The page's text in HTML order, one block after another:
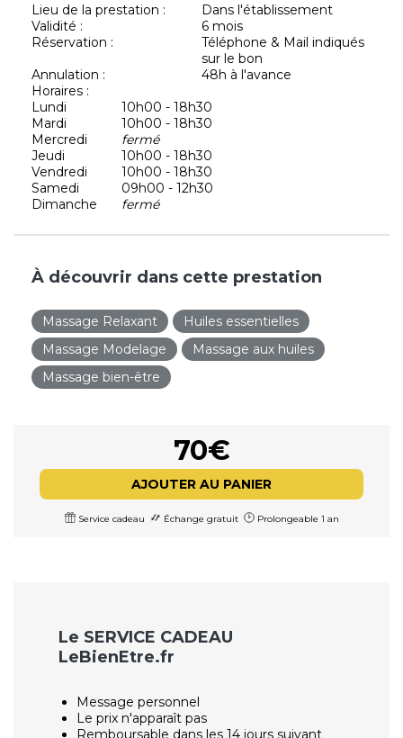
Lieu de la prestation :
Dans l'établissement
Validité :
6 mois
Réservation :
Téléphone & Mail indiqués
sur le bon
Annulation :
48h à l'avance
Horaires :
Lundi
10h00 - 18h30
Mardi
10h00 - 18h30
Mercredi
fermé
Jeudi
10h00 - 18h30
Vendredi
10h00 - 18h30
Samedi
09h00 - 12h30
Dimanche
fermé
À découvrir dans cette prestation
Massage Relaxant
Huiles essentielles
Massage Modelage
Massage aux huiles
Massage bien-être
70€
AJOUTER AU PANIER
Service cadeau Échange gratuit Prolongeable 1 an
Le SERVICE CADEAU
LeBienEtre.fr
Message personnel
Le prix n'apparaît pas
Remboursable dans les 14 jours suivant